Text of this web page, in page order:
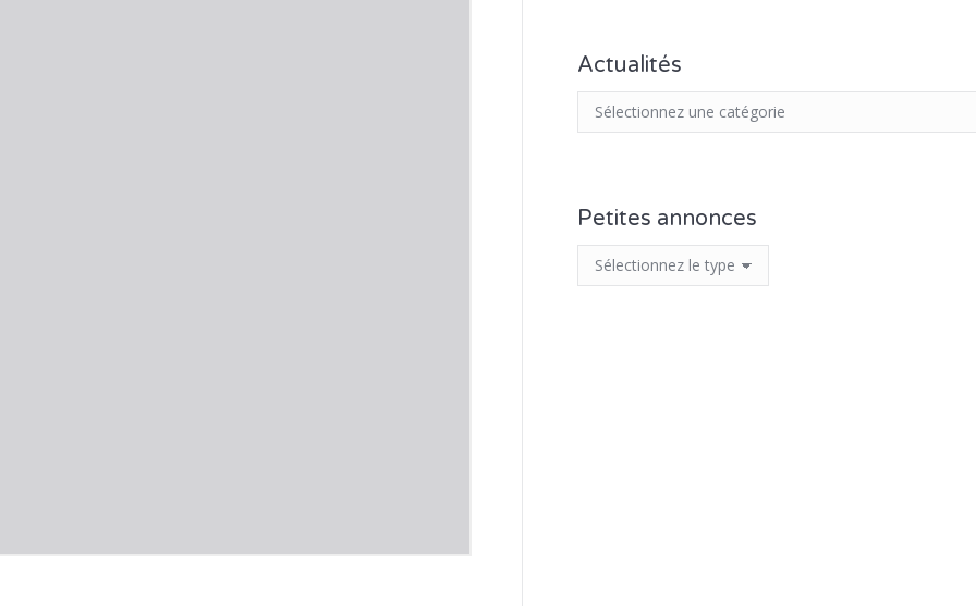
Actualités
Petites annonces